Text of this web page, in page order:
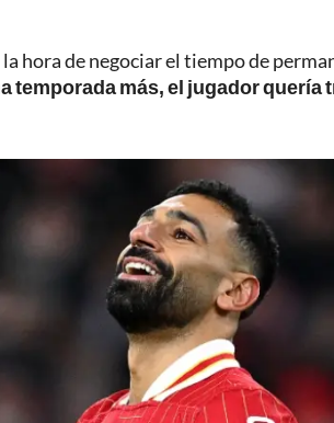
hora de negociar el tiempo de
más, el jugador quería